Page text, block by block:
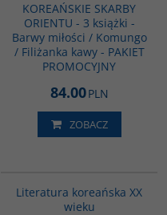
KOREAŃSKIE SKARBY
ORIENTU - 3 książki -
Barwy miłości / Komungo
/ Filiżanka kawy - PAKIET
PROMOCYJNY
84.00PLN
ZOBACZ
Literatura koreańska XX
wieku